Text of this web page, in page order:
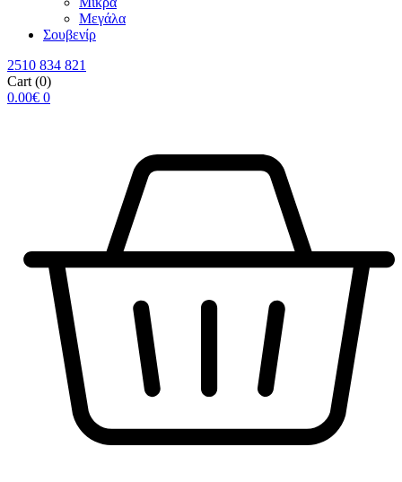
Μεγάλα
Σουβενίρ
2510 834 821
Cart (0)
0.00€ 0